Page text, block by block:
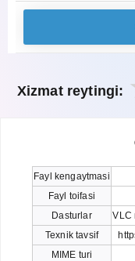
Xizmat reytingi:
Fayl kengaytmasi
Fayl toifasi
Dasturlar
VLC
Texnik tavsif
MIME turi